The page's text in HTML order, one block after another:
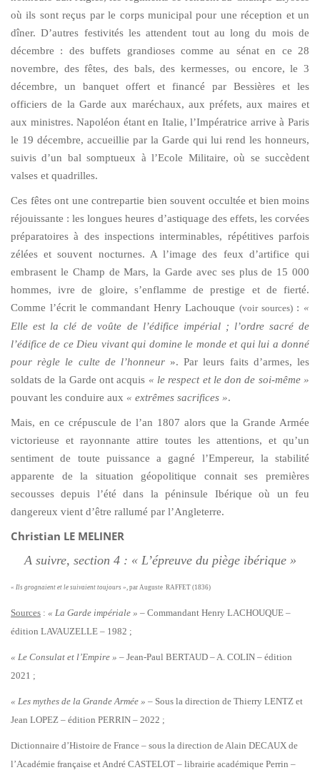
où ils sont reçus par le corps municipal pour une réception et un
dîner. D’autres festivités les attendent tout au long du mois de
décembre : des buffets grandioses comme au sénat en ce 28
novembre, des fêtes, des bals, des kermesses, ou encore, le 3
décembre, un banquet offert et financé par Bessières et les
officiers de la Garde aux maréchaux, aux préfets, aux maires et
aux ministres. Napoléon étant en Italie, l’Impératrice arrive à Paris
le 19 décembre, accueillie par la Garde qui lui rend les honneurs,
suivis d’un bal somptueux à l’Ecole Militaire, où se succèdent
valses et quadrilles.
Ces fêtes ont une contrepartie bien souvent occultée et bien moins
réjouissante : les longues heures d’astiquage des effets, les corvées
préparatoires à des inspections interminables, répétitives parfois
zélées et souvent nocturnes. A l’image des feux d’artifice qui
embrasent le Champ de Mars, la Garde avec ses plus de 15 000
hommes, ivre de gloire, s’enflamme de prestige et de fierté.
Comme l’écrit le commandant Henry Lachouque (voir sources): «
Elle est la clé de voûte de l’édifice impérial ; l’ordre sacré de
l’édifice de ce Dieu vivant qui domine le monde et qui lui a donné
pour règle le culte de l’honneur ». Par leurs faits d’armes, les
soldats de la Garde ont acquis « le respect et le don de soi-même »
pouvant les conduire aux « extrêmes sacrifices ».
Mais, en ce crépuscule de l’an 1807 alors que la Grande Armée
victorieuse et rayonnante attire toutes les attentions, et qu’un
sentiment de toute puissance a gagné l’Empereur, la stabilité
apparente de la situation géopolitique connait ses premières
secousses depuis l’été dans la péninsule Ibérique où un feu
dangereux vient d’être rallumé par l’Angleterre.
Christian LE MELINER
A suivre, section 4 : « L’épreuve du piège ibérique »
« Ils grognaient et le suivaient toujours », par Auguste RAFFET (1836)
Sources : « La Garde impériale » – Commandant Henry LACHOUQUE –
édition LAVAUZELLE – 1982 ;
« Le Consulat et l’Empire » – Jean-Paul BERTAUD – A. COLIN – édition
2021 ;
« Les mythes de la Grande Armée » – Sous la direction de Thierry LENTZ et
Jean LOPEZ – édition PERRIN – 2022 ;
Dictionnaire d’Histoire de France – sous la direction de Alain DECAUX de
l’Académie française et André CASTELOT – librairie académique Perrin –